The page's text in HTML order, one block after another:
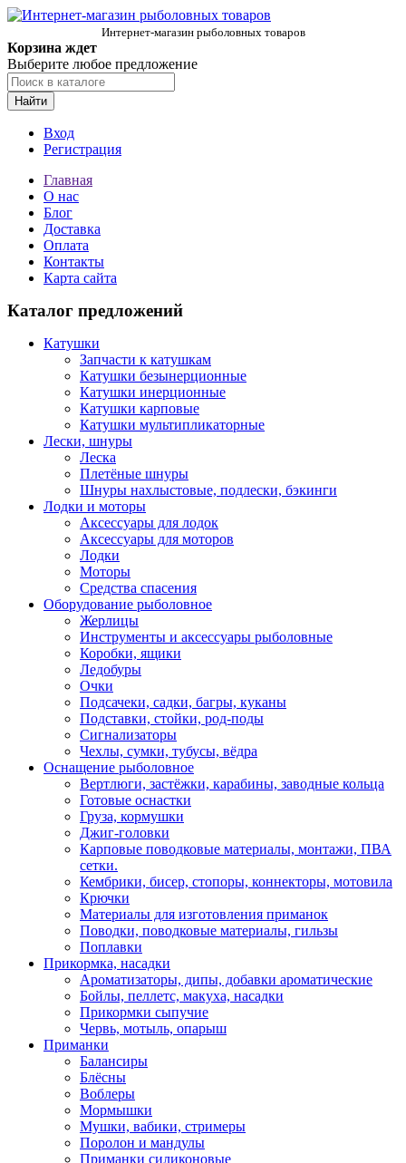
Интернет-магазин рыболовных товаров
Корзина ждет
Выберите любое предложение
Найти
Вход
Регистрация
Главная
О нас
Блог
Доставка
Оплата
Контакты
Карта сайта
Каталог предложений
Катушки
Запчасти к катушкам
Катушки безынерционные
Катушки инерционные
Катушки карповые
Катушки мультипликаторные
Лески, шнуры
Леска
Плетёные шнуры
Шнуры нахлыстовые, подлески, бэкинги
Лодки и моторы
Аксессуары для лодок
Аксессуары для моторов
Лодки
Моторы
Средства спасения
Оборудование рыболовное
Жерлицы
Инструменты и аксессуары рыболовные
Коробки, ящики
Ледобуры
Очки
Подсачеки, садки, багры, куканы
Подставки, стойки, род-поды
Сигнализаторы
Чехлы, сумки, тубусы, вёдра
Оснащение рыболовное
Вертлюги, застёжки, карабины, заводные кольца
Готовые оснастки
Груза, кормушки
Джиг-головки
Карповые поводковые материалы, монтажи, ПВА
сетки.
Кембрики, бисер, стопоры, коннекторы, мотовила
Крючки
Материалы для изготовления приманок
Поводки, поводковые материалы, гильзы
Поплавки
Прикормка, насадки
Ароматизаторы, дипы, добавки ароматические
Бойлы, пеллетс, макуха, насадки
Прикормки сыпучие
Червь, мотыль, опарыш
Приманки
Балансиры
Блёсны
Воблеры
Мормышки
Мушки, вабики, стримеры
Поролон и мандулы
Приманки силиконовые